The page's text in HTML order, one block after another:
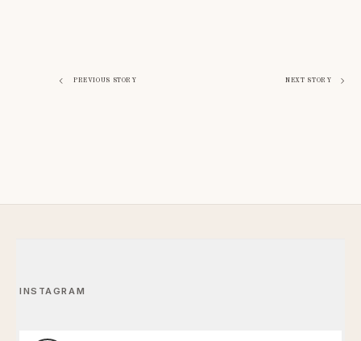
PREVIOUS STORY NEXT STORY
INSTAGRAM